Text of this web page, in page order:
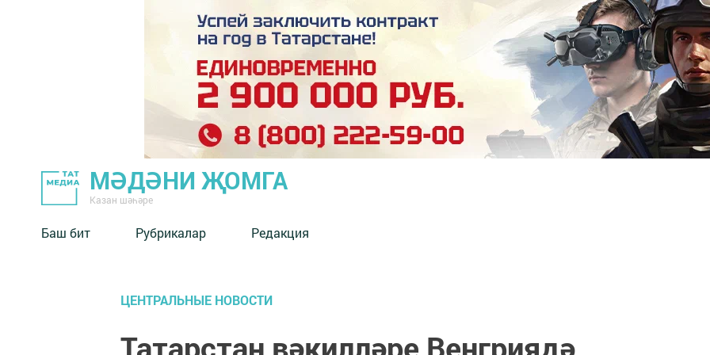
МӘДӘНИ ҖОМГА
Казан шәһәре
Баш бит Рубрикалар Редакция
ЦЕНТРАЛЬНЫЕ НОВОСТИ
Татарстан вәкилләре Венгриядә